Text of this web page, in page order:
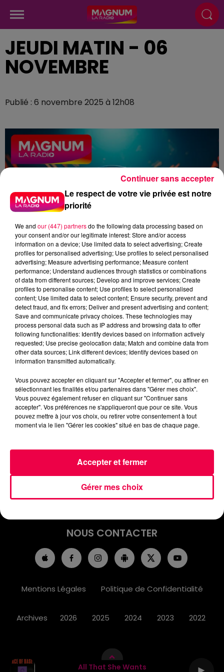
All That She Wants
JEUDI MATIN - 06
NOVEMBRE
Publié : 6 novembre 2025 à 12h08
podcasts/2025/11/12h-3.mp3
INFOS
EMISSIONS
JEUX
PODCASTS
NOUS CONTACTER
Mentions Légales Politique de Confidentialité
Archives 2026 2025 2024 2023 2022
Le respect de votre vie privée est notre
priorité
We and our (447) partnersdo the following data processing based on
your consent and/or our legitimate interest: Store and/or access
information on a device; Use limited data to select advertising; Create
profiles for personalised advertising; Use profiles to select personalised
advertising; Measure advertising performance; Measure content
performance; Understand audiences through statistics or combinations
of data from different sources; Develop and improve services; Create
profiles to personalise content; Use profiles to select personalised
content; Use limited data to select content; Ensure security, prevent and
detect fraud, and fix errors; Deliver and present advertising and content;
Save and communicate privacy choices. These technologies may
process personal data such as IP address and browsing data to offer
following functionalities: Identify devices based on information actively
requested; Use precise geolocation data; Match and combine data from
other data sources; Link different devices; Identify devices based on
information transmitted automatically.
Vous pouvez accepter en cliquant sur "Accepter et fermer", ou affiner en
sélectionnant les finalités et/ou partenaires dans "Gérer mes choix".
Vous pouvez également refuser en cliquant sur "Continuer sans
accepter". Vos préférences ne s'appliqueront que pour ce site. Vous
pouvez mettre à jour vos choix, ou retirer votre consentement à tout
moment via le lien "Gérer les cookies" situé en bas de chaque page.
Gérer mes choix
Accepter et fermer
Continuer sans accepter